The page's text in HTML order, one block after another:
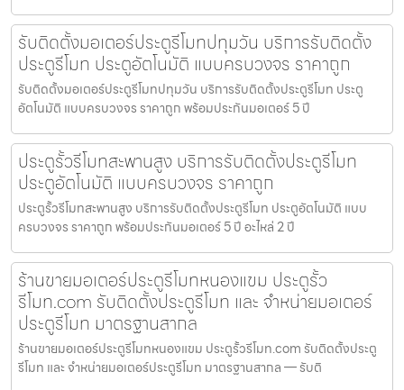
รับติดตั้งมอเตอร์ประตูรีโมทปทุมวัน บริการรับติดตั้ง
ประตูรีโมท ประตูอัตโนมัติ แบบครบวงจร ราคาถูก
รับติดตั้งมอเตอร์ประตูรีโมทปทุมวัน บริการรับติดตั้งประตูรีโมท ประตู
อัตโนมัติ แบบครบวงจร ราคาถูก พร้อมประกันมอเตอร์ 5 ปี
ประตูรั้วรีโมทสะพานสูง บริการรับติดตั้งประตูรีโมท
ประตูอัตโนมัติ แบบครบวงจร ราคาถูก
ประตูรั้วรีโมทสะพานสูง บริการรับติดตั้งประตูรีโมท ประตูอัตโนมัติ แบบ
ครบวงจร ราคาถูก พร้อมประกันมอเตอร์ 5 ปี อะไหล่ 2 ปี
ร้านขายมอเตอร์ประตูรีโมทหนองแขม ประตูรั้ว
รีโมท.com รับติดตั้งประตูรีโมท และ จำหน่ายมอเตอร์
ประตูรีโมท มาตรฐานสากล
ร้านขายมอเตอร์ประตูรีโมทหนองแขม ประตูรั้วรีโมท.com รับติดตั้งประตู
รีโมท และ จำหน่ายมอเตอร์ประตูรีโมท มาตรฐานสากล — รับติ